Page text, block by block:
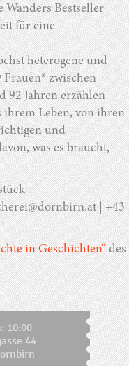
Wanders Bestseller
für eine
heterogene und
Frauen* zwischen
92 Jahren erzählen
Leben, von ihren
und
was es braucht,
| +43
in Geschichten“des
10:00
44